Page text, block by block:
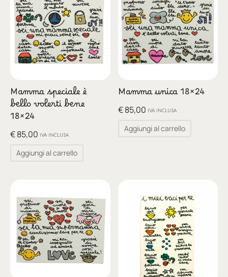
Mamma speciale è
bello volerti bene
18×24
€85,00 IVA INCLUSA
Aggiungi al carrello
Mamma unica 18×24
€85,00 IVA INCLUSA
Aggiungi al carrello